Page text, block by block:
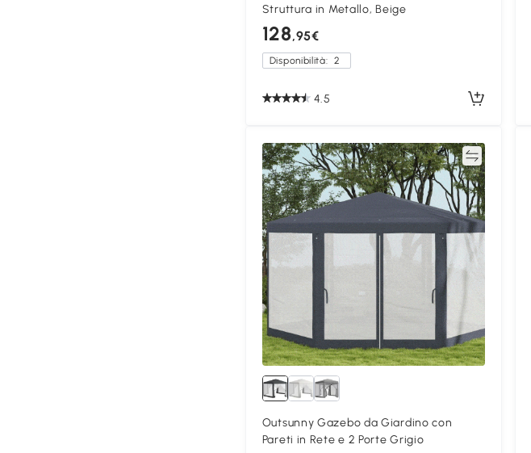
Struttura in Metallo, Beige
128,95€
Disponibilità: 2
4.5
Confronta
Outsunny Gazebo da Giardino con
Pareti in Rete e 2 Porte Grigio